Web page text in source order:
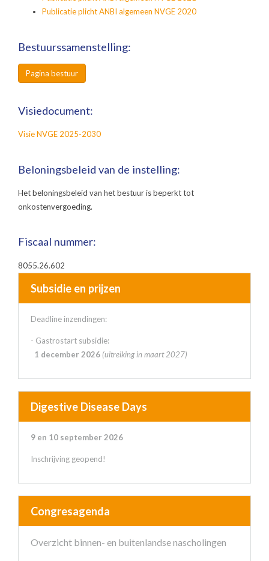
Publicatie plicht ANBI algemeen NVGE 2020
Bestuurssamenstelling:
Pagina bestuur
Visiedocument:
Visie NVGE 2025-2030
Beloningsbeleid van de instelling:
Het beloningsbeleid van het bestuur is beperkt tot
onkostenvergoeding.
Fiscaal nummer:
8055.26.602
Subsidie en prijzen
Deadline inzendingen:
- Gastrostart subsidie:
1 december 2026 (uitreiking in maart 2027)
Digestive Disease Days
9 en 10 september 2026
Inschrijving geopend!
Congresagenda
Overzicht binnen- en buitenlandse nascholingen